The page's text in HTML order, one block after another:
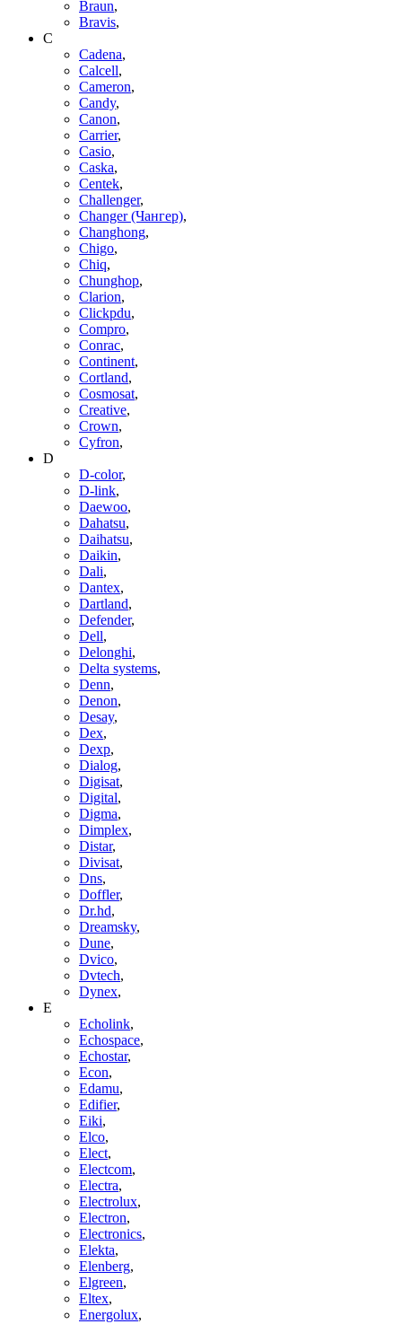
Braun,
Bravis,
C
Cadena,
Calcell,
Cameron,
Candy,
Canon,
Carrier,
Casio,
Caska,
Centek,
Challenger,
Changer (Чангер),
Changhong,
Chigo,
Chiq,
Chunghop,
Clarion,
Clickpdu,
Compro,
Conrac,
Continent,
Cortland,
Cosmosat,
Creative,
Crown,
Cyfron,
D
D-color,
D-link,
Daewoo,
Dahatsu,
Daihatsu,
Daikin,
Dali,
Dantex,
Dartland,
Defender,
Dell,
Delonghi,
Delta systems,
Denn,
Denon,
Desay,
Dex,
Dexp,
Dialog,
Digisat,
Digital,
Digma,
Dimplex,
Distar,
Divisat,
Dns,
Doffler,
Dr.hd,
Dreamsky,
Dune,
Dvico,
Dvtech,
Dynex,
E
Echolink,
Echospace,
Echostar,
Econ,
Edamu,
Edifier,
Eiki,
Elco,
Elect,
Electcom,
Electra,
Electrolux,
Electron,
Electronics,
Elekta,
Elenberg,
Elgreen,
Eltex,
Energolux,